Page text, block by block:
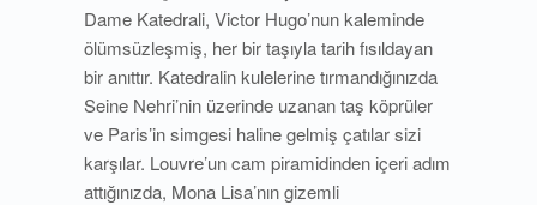
Dame Katedrali, Victor Hugo’nun kaleminde
ölümsüzleşmiş, her bir taşıyla tarih fısıldayan
bir anıttır. Katedralin kulelerine tırmandığınızda
Seine Nehri’nin üzerinde uzanan taş köprüler
ve Paris’in simgesi haline gelmiş çatılar sizi
karşılar. Louvre’un cam piramidinden içeri adım
attığınızda, Mona Lisa’nın gizemli